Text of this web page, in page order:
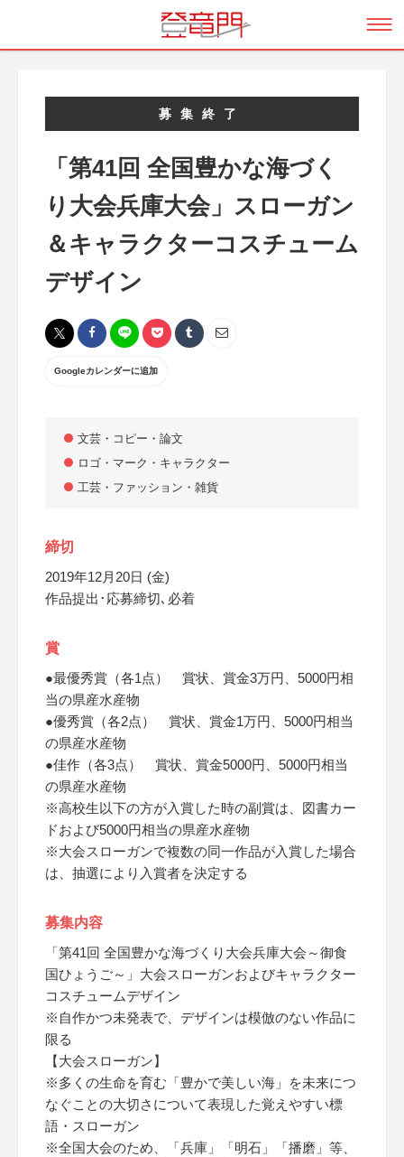
募集終了
「第41回 全国豊かな海づく
り大会兵庫大会」スローガン
＆キャラクターコスチューム
デザイン
Googleカレンダーに追加
文芸・コピー・論文
ロゴ・マーク・キャラクター
工芸・ファッション・雑貨
締切
2019年12月20日 (金)
作品提出･応募締切､必着
賞
●最優秀賞（各1点） 賞状、賞金3万円、5000円相
当の県産水産物
●優秀賞（各2点） 賞状、賞金1万円、5000円相当
の県産水産物
●佳作（各3点） 賞状、賞金5000円、5000円相当
の県産水産物
※高校生以下の方が入賞した時の副賞は、図書カー
ドおよび5000円相当の県産水産物
※大会スローガンで複数の同一作品が入賞した場合
は、抽選により入賞者を決定する
募集内容
「第41回 全国豊かな海づくり大会兵庫大会～御食
国ひょうご～」大会スローガンおよびキャラクター
コスチュームデザイン
※自作かつ未発表で、デザインは模倣のない作品に
限る
【大会スローガン】
※多くの生命を育む「豊かで美しい海」を未来につ
なぐことの大切さについて表現した覚えやすい標
語・スローガン
※全国大会のため、「兵庫」「明石」「播磨」等、